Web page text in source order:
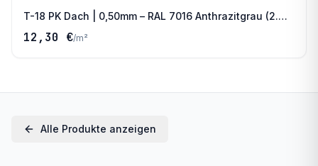
T-18 PK Dach | 0,50mm – RAL 7016 Anthrazitgrau (2.
Wahl)
12,30 €/m²
Alle Produkte anzeigen